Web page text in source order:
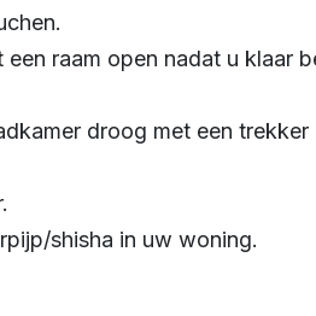
raam open nadat u klaar
droog met een trekker
shisha in uw woning.